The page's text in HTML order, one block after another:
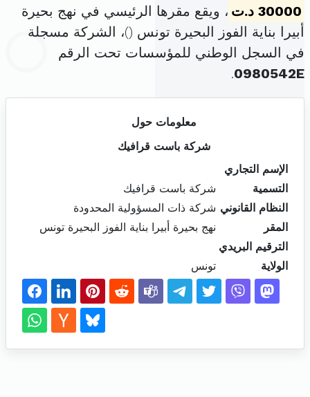
30000 د.ت
، ويقع مقرها الرئيسي في نهج بحيرة
أبيرا بناية الفوز البحيرة تونس ()، الشركة مسجلة
في السجل الوطني للمؤسسات تحت الرقم
0980542E
.
معلومات حول
شركة باست قرافيك
الإسم التجاري
التسمية
شركة باست قرافيك
النظام القانوني شركة ذات المسؤولية المحدودة
المقر
نهج بحيرة أبيرا بناية الفوز البحيرة تونس
الترقيم البريدي
الولاية
تونس